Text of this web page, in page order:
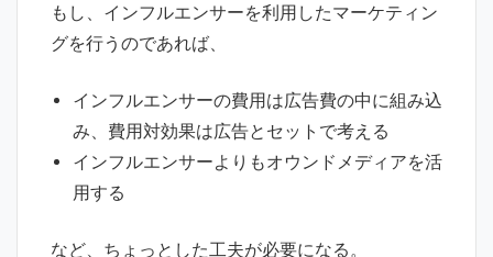
もし、インフルエンサーを利用したマーケティン
グを行うのであれば、
インフルエンサーの費用は広告費の中に組み込
み、費用対効果は広告とセットで考える
インフルエンサーよりもオウンドメディアを活
用する
など、ちょっとした工夫が必要になる。